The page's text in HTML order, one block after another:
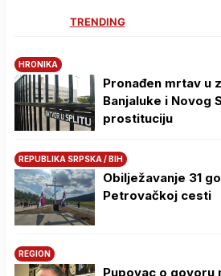
TRENDING
HRONIKA
Pronađen mrtav u
Banjaluke i Novog
prostituciju
REPUBLIKA SRPSKA / BIH
Obilježavanje 31
Petrovačkoj cesti
REGION
Pupovac o govoru